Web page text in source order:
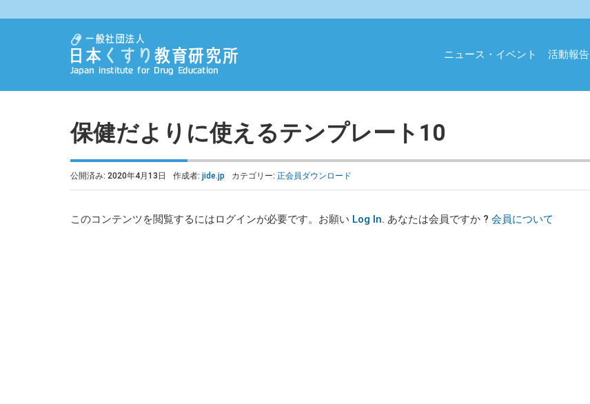
ニュース・イベント 活動報告
保健だよりに使えるテンプレート10
公開済み: 2020年4月13日 作成者: jide.jp カテゴリー: 正会員ダウンロード
このコンテンツを閲覧するにはログインが必要です。お願い Log In. あなたは会員ですか ? 会員について